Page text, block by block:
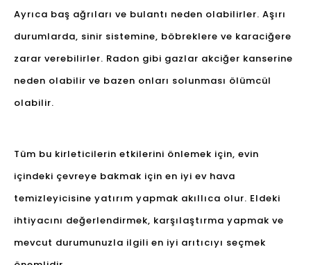
Ayrıca baş ağrıları ve bulantı neden olabilirler. Aşırı
durumlarda, sinir sistemine, böbreklere ve karaciğere
zarar verebilirler. Radon gibi gazlar akciğer kanserine
neden olabilir ve bazen onları solunması ölümcül
olabilir.
Tüm bu kirleticilerin etkilerini önlemek için, evin
içindeki çevreye bakmak için en iyi ev hava
temizleyicisine yatırım yapmak akıllıca olur. Eldeki
ihtiyacını değerlendirmek, karşılaştırma yapmak ve
mevcut durumunuzla ilgili en iyi arıtıcıyı seçmek